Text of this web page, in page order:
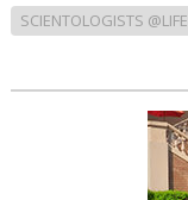
SCIENTOLOGISTS @LIFE